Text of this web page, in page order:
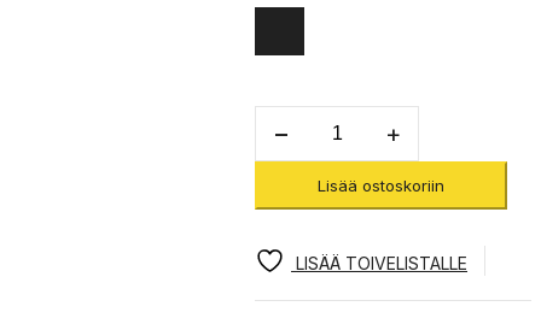
STNDR
11.0mm
-
köysi
Lisää ostoskoriin
LISÄÄ TOIVELISTALLE